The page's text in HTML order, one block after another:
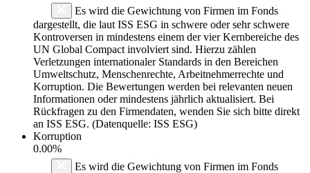
Es wird die Gewichtung von Firmen im Fonds
dargestellt, die laut ISS ESG in schwere oder sehr schwere
Kontroversen in mindestens einem der vier Kernbereiche des
UN Global Compact involviert sind. Hierzu zählen
Verletzungen internationaler Standards in den Bereichen
Umweltschutz, Menschenrechte, Arbeitnehmerrechte und
Korruption. Die Bewertungen werden bei relevanten neuen
Informationen oder mindestens jährlich aktualisiert. Bei
Rückfragen zu den Firmendaten, wenden Sie sich bitte direkt
an ISS ESG. (Datenquelle: ISS ESG)
Korruption
0.00%
Es wird die Gewichtung von Firmen im Fonds